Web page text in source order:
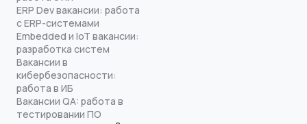
ERP Dev вакансии: работа
с ERP-системами
Embedded и IoT вакансии:
разработка систем
Вакансии в
кибербезопасности:
работа в ИБ
Вакансии QA: работа в
тестировании ПО